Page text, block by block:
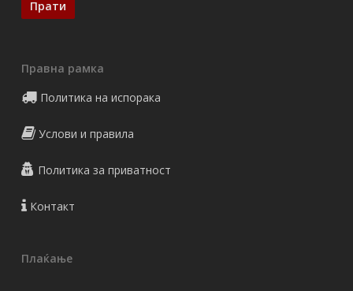
Правна рамка
Политика на испорака
Услови и правила
Политика за приватност
Контакт
Плаќање